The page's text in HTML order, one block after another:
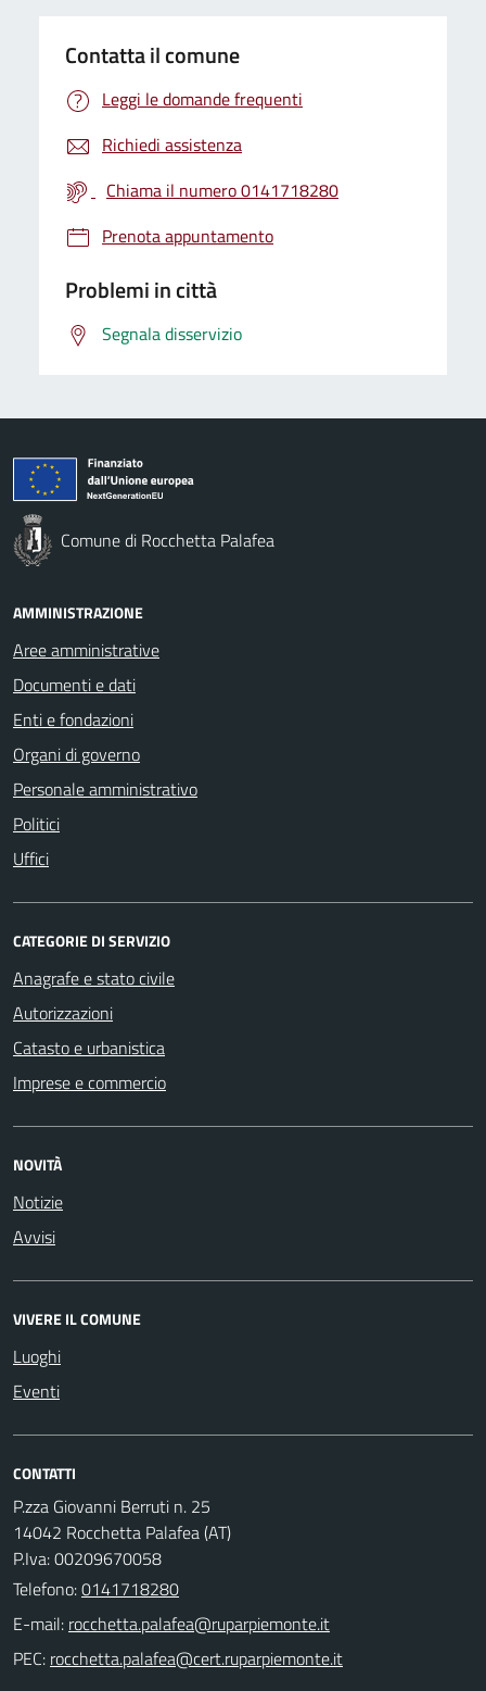
Contatta il comune
Leggi le domande frequenti
Richiedi assistenza
Chiama il numero 0141718280
Prenota appuntamento
Problemi in città
Segnala disservizio
Comune di Rocchetta Palafea
AMMINISTRAZIONE
Aree amministrative
Documenti e dati
Enti e fondazioni
Organi di governo
Personale amministrativo
Politici
Uffici
CATEGORIE DI SERVIZIO
Anagrafe e stato civile
Autorizzazioni
Catasto e urbanistica
Imprese e commercio
NOVITÀ
Notizie
Avvisi
VIVERE IL COMUNE
Luoghi
Eventi
CONTATTI
P.zza Giovanni Berruti n. 25
14042 Rocchetta Palafea (AT)
P.Iva: 00209670058
Telefono:0141718280
E-mail:
PEC: